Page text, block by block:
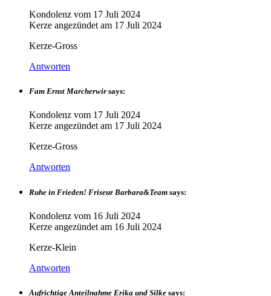
Kondolenz vom 17 Juli 2024
Kerze angezündet am 17 Juli 2024
Kerze-Gross
Antworten
Fam Ernst Marcherwir says:
Kondolenz vom 17 Juli 2024
Kerze angezündet am 17 Juli 2024
Kerze-Gross
Antworten
Ruhe in Frieden! Friseur Barbara&Team says:
Kondolenz vom 16 Juli 2024
Kerze angezündet am 16 Juli 2024
Kerze-Klein
Antworten
Aufrichtige Anteilnahme Erika und Silke says: